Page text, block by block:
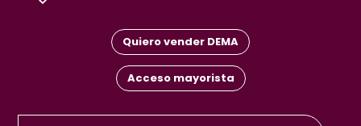
Quiero vender DEMA
Acceso mayorista